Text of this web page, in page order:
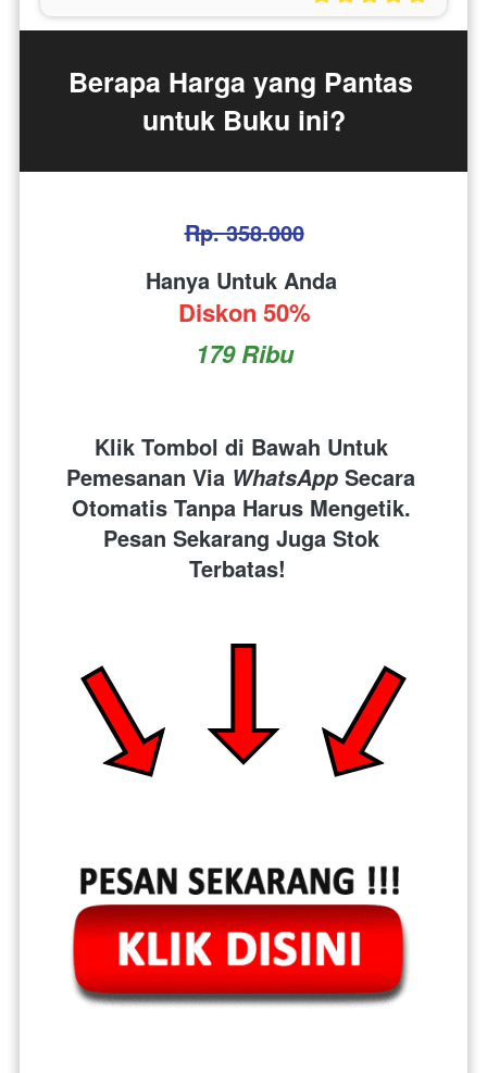
Berapa Harga yang Pantas
untuk Buku ini?
Rp. 358.000
Hanya Untuk Anda
Diskon 50%
179 Ribu
Klik Tombol di Bawah Untuk
Pemesanan Via WhatsApp Secara
Otomatis Tanpa Harus Mengetik.
Pesan Sekarang Juga Stok
Terbatas!